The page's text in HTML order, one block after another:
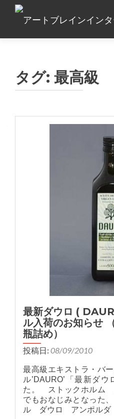
タグ: 最高級
最新ダウロ (
ル入荷のお知らせ
瓶詰め）
投稿日: 08/09/2010
最高級エキストラ・バ
ル’DAURO’「最新ダ
た。 ストックホルム
でもおなじみとなった
ル ダウロ アンポル